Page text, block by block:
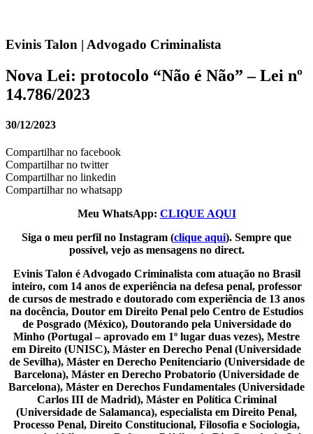
Evinis Talon | Advogado Criminalista
Nova Lei: protocolo “Não é Não” – Lei nº
14.786/2023
30/12/2023
Compartilhar no facebook
Compartilhar no twitter
Compartilhar no linkedin
Compartilhar no whatsapp
Meu WhatsApp: CLIQUE AQUI
Siga o meu perfil no Instagram (clique aqui). Sempre que
possível, vejo as mensagens no direct.
Evinis Talon é Advogado Criminalista com atuação no Brasil
inteiro, com 14 anos de experiência na defesa penal, professor
de cursos de mestrado e doutorado com experiência de 13 anos
na docência, Doutor em Direito Penal pelo Centro de Estudios
de Posgrado (México), Doutorando pela Universidade do
Minho (Portugal – aprovado em 1º lugar duas vezes), Mestre
em Direito (UNISC), Máster en Derecho Penal (Universidade
de Sevilha), Máster en Derecho Penitenciario (Universidade de
Barcelona), Máster en Derecho Probatorio (Universidade de
Barcelona), Máster en Derechos Fundamentales (Universidade
Carlos III de Madrid), Máster en Política Criminal
(Universidade de Salamanca), especialista em Direito Penal,
Processo Penal, Direito Constitucional, Filosofia e Sociologia,